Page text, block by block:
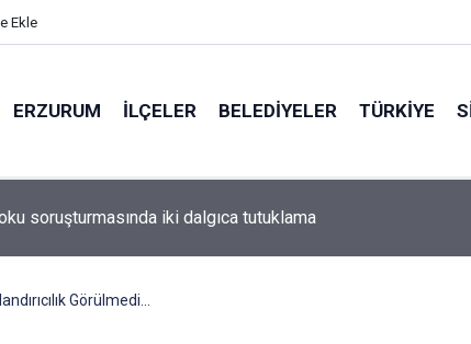
Ekle
ERZURUM İLÇELER BELEDIYELER TÜRKIYE
Görülmedi...